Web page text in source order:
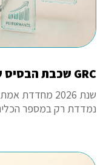
GRC שכבת הבסיס של הגנת הסייבר ב-2026
שנת 2026
נמדדת רק במספר